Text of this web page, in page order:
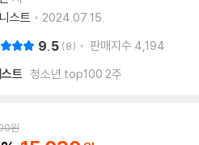
스트
2024.07.15.
9.5 8 판매지수 4,194
트 청소년 top100 2주
원